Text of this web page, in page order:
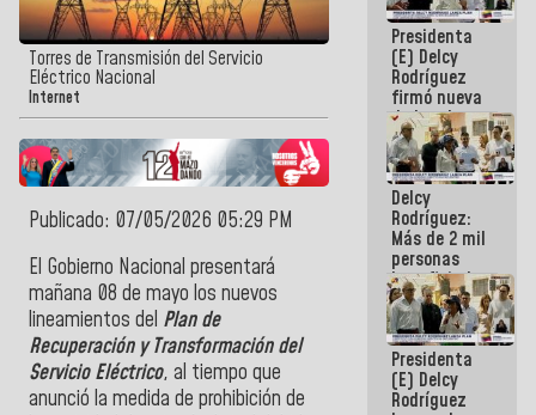
Torres de Transmisión del Servicio
Eléctrico Nacional
Internet
Publicado: 07/05/2026 05:29 PM
El Gobierno Nacional presentará
mañana 08 de mayo los nuevos
lineamientos del Plan de
Recuperación y Transformación del
Servicio Eléctrico, al tiempo que
anunció la medida de prohibición de
en Caracas
Presidenta
(E) Delcy
Rodríguez
firmó nueva
de Ley de
Arrendamiento
aprobada
por la AN
Delcy
Rodríguez:
Más de 2 mil
personas
beneficiadas
con planes
para
atención de
emergencia
sísmica en
la última
Presidenta
(E) Delcy
Rodríguez